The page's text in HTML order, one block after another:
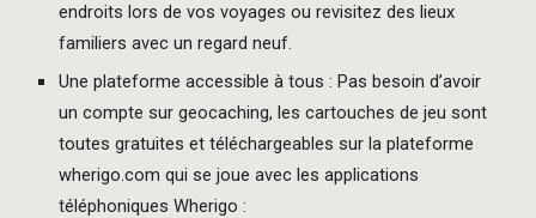
endroits lors de vos voyages ou revisitez des lieux
familiers avec un regard neuf.
Une plateforme accessible à tous : Pas besoin d’avoir
un compte sur geocaching, les cartouches de jeu sont
toutes gratuites et téléchargeables sur la plateforme
wherigo.com qui se joue avec les applications
téléphoniques Wherigo :